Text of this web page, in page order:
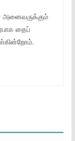
அனைவருக்கும்
தைப்